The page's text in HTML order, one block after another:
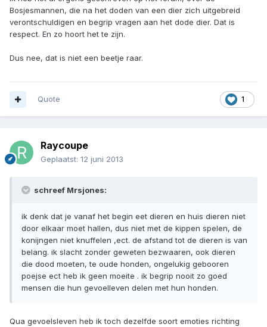
Bosjesmannen, die na het doden van een dier zich uitgebreid
verontschuldigen en begrip vragen aan het dode dier. Dat is
respect. En zo hoort het te zijn.
Dus nee, dat is niet een beetje raar.
1
Quote
Raycoupe
Geplaatst: 12 juni 2013
schreef Mrsjones:
ik denk dat je vanaf het begin eet dieren en huis dieren niet
door elkaar moet hallen, dus niet met de kippen spelen, de
konijngen niet knuffelen ,ect. de afstand tot de dieren is van
belang. ik slacht zonder geweten bezwaaren, ook dieren
die dood moeten, te oude honden, ongelukig gebooren
poejse ect heb ik geen moeite . ik begrip nooit zo goed
mensen die hun gevoelleven delen met hun honden.
Qua gevoelsleven heb ik toch dezelfde soort emoties richting